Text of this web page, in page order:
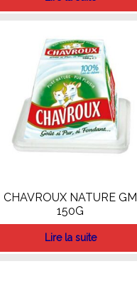
CHAVROUX NATURE GM
150G
Lire la suite